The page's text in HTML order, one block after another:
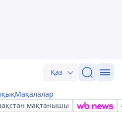
Қаз
Мақалалар
мақтанышы